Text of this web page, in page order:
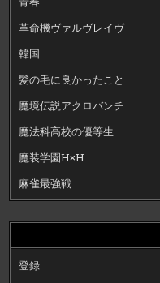
革命機ヴァルヴレイヴ
韓国
髪の毛に良かったこと
魔境伝説アクロバンチ
魔法科高校の優等生
魔装学園H×H
麻雀最強戦
登録